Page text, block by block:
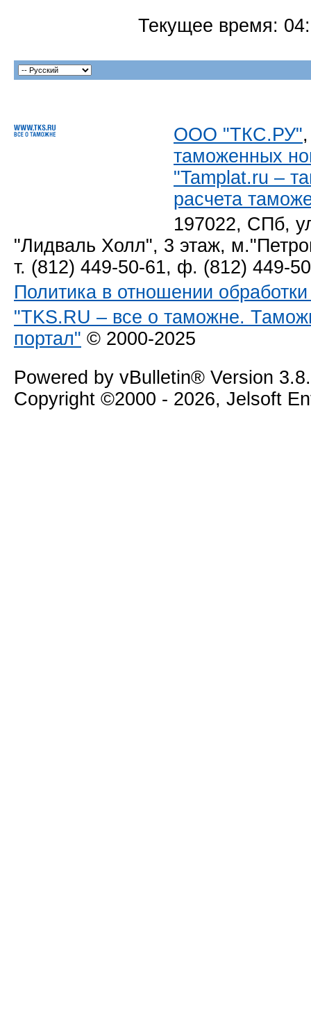
Текущее время:
ООО "ТКС.РУ"
таможенных
"Tamplat.ru –
расчета
197022, СПб,
"Лидваль Холл", 3 этаж,
т. (812) 449-50-61, ф. (812) 449-
Политика в отношении
"TKS.RU – все о таможне.
портал" © 2000-2025
Powered by vBulletin® Version
Copyright ©2000 - 2026, Jelsoft